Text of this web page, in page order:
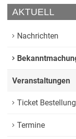
AKTUELL
Nachrichten
Veranstaltungen
Ticket Bestellung
Termine